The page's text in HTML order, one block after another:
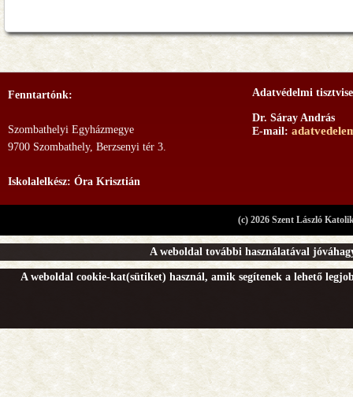
Fenntartónk:
Szombathelyi Egyházmegye
9700 Szombathely, Berzsenyi tér 3.
Iskolalelkész: Óra Krisztián
Adatvédelmi
Dr. Sáray András
E-mail:
(c) 2026 Szent László
A weboldal további használatával
A weboldal cookie-kat(sütiket) használ, amik segítenek a lehető